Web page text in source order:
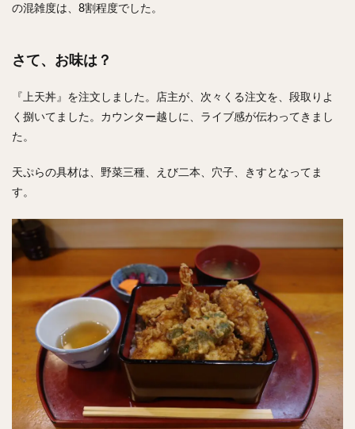
の混雑度は、8割程度でした。
さて、お味は？
『上天丼』を注文しました。店主が、次々くる注文を、段取りよ
く捌いてました。カウンター越しに、ライブ感が伝わってきまし
た。
天ぷらの具材は、野菜三種、えび二本、穴子、きすとなってま
す。